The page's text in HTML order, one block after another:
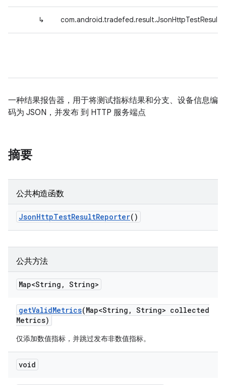
↳
一种结果报告器，用于将测试指标结果和分支、设备信息编
码为 JSON，并发布 到 HTTP 服务端点
摘要
公共构造函数
JsonHttpTestResultReporter()
公共方法
Map<String , String>
getValidMetrics(Map<String , String> collected
Metrics)
仅添加数值指标，并跳过发布非数值指标。
void